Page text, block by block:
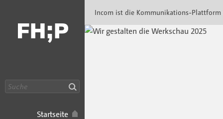
Startseite
Incom ist die Kommunikations-Plattform